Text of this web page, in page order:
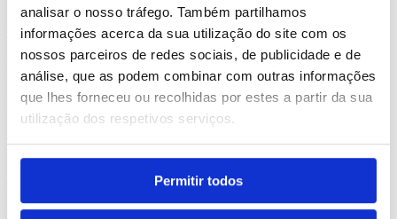
analisar o nosso tráfego. Também partilhamos
informações acerca da sua utilização do site com os
nossos parceiros de redes sociais, de publicidade e de
análise, que as podem combinar com outras informações
que lhes forneceu ou recolhidas por estes a partir da sua
utilização dos respetivos serviços.
Permitir todos
Comprar
Monco
REF. BI-PS-92836